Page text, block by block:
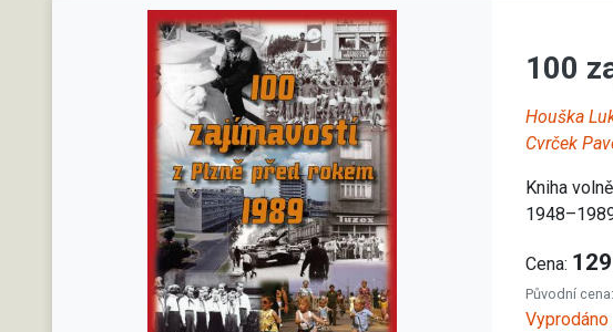
100
Houška
Cvrček
Kniha
Cena:
Původní
Vyprodáno